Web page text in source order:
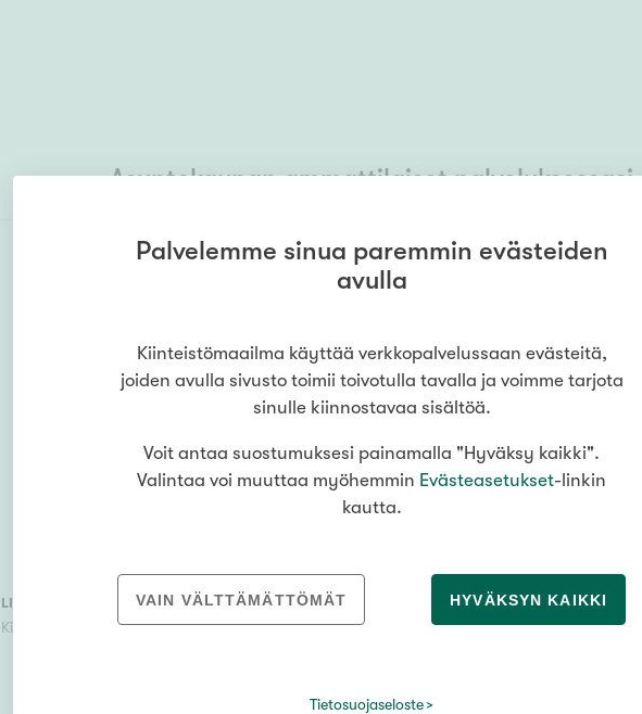
Asuntokaupan ammattilaiset palveluksessasi
LILIAN WARDI
Kiinteistönvälittäjä, LKV, LVV
100
HENRI TIMONEN
Myyntineuvottelija,
Palvelemme sinua paremmin evästeiden
avulla
Kiinteistömaailma käyttää verkkopalvelussaan evästeitä,
joiden avulla sivusto toimii toivotulla tavalla ja voimme tarjota
sinulle kiinnostavaa sisältöä.
Voit antaa suostumuksesi painamalla "Hyväksy kaikki".
Valintaa voi muuttaa myöhemmin Evästeasetukset-linkin
kautta.
VAIN VÄLTTÄMÄTTÖMÄT HYVÄKSYN KAIKKI
Tietosuojaseloste